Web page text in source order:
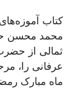
کتاب
محمد محسن
ثمالی از
عرفانی را،